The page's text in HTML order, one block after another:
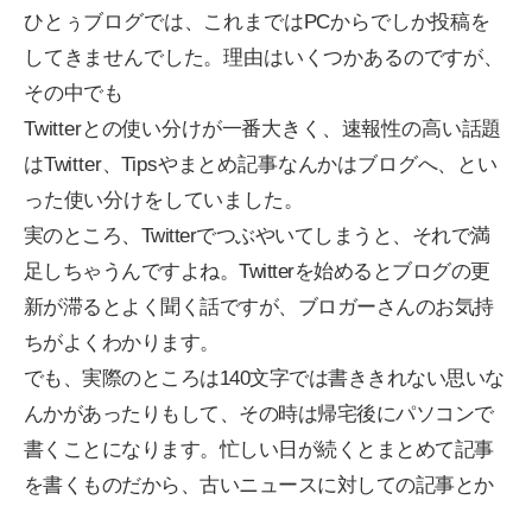
ひとぅブログでは、これまではPCからでしか投稿を
してきませんでした。理由はいくつかあるのですが、
その中でも
Twitterとの使い分けが一番大きく、速報性の高い話題
はTwitter、Tipsやまとめ記事なんかはブログへ、とい
った使い分けをしていました。
実のところ、Twitterでつぶやいてしまうと、それで満
足しちゃうんですよね。Twitterを始めるとブログの更
新が滞るとよく聞く話ですが、ブロガーさんのお気持
ちがよくわかります。
でも、実際のところは140文字では書ききれない思いな
んかがあったりもして、その時は帰宅後にパソコンで
書くことになります。忙しい日が続くとまとめて記事
を書くものだから、古いニュースに対しての記事とか